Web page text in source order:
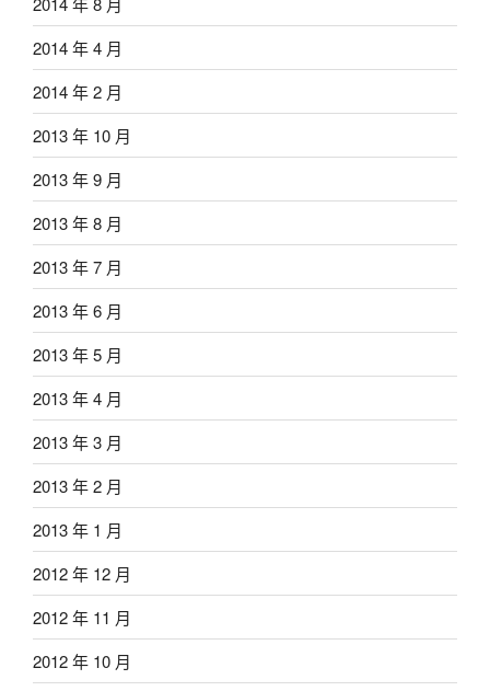
2014 年 4 月
2014 年 2 月
2013 年 10 月
2013 年 9 月
2013 年 8 月
2013 年 7 月
2013 年 6 月
2013 年 5 月
2013 年 4 月
2013 年 3 月
2013 年 2 月
2013 年 1 月
2012 年 12 月
2012 年 11 月
2012 年 10 月